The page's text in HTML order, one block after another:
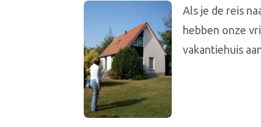
Als je de reis
hebben onze
vakantiehuis